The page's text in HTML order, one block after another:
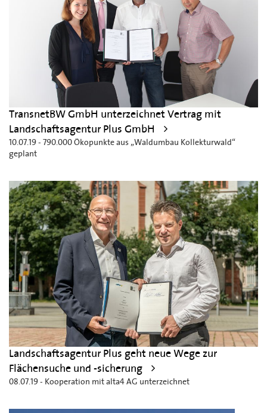
TransnetBW GmbH unterzeichnet Vertrag mit
Landschaftsagentur Plus GmbH
10.07.19 - 790.000 Ökopunkte aus „Waldumbau Kollekturwald“
geplant
Landschaftsagentur Plus geht neue Wege zur
Flächensuche und -sicherung
08.07.19 - Kooperation mit alta4 AG unterzeichnet